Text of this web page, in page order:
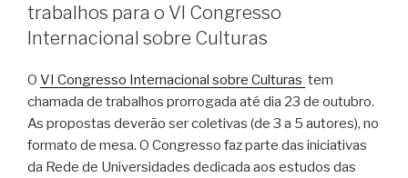
trabalhos para o VI Congresso
Internacional sobre Culturas
O VI Congresso Internacional sobre Culturas tem
chamada de trabalhos prorrogada até dia 23 de outubro.
As propostas deverão ser coletivas (de 3 a 5 autores), no
formato de mesa. O Congresso faz parte das iniciativas
da Rede de Universidades dedicada aos estudos das